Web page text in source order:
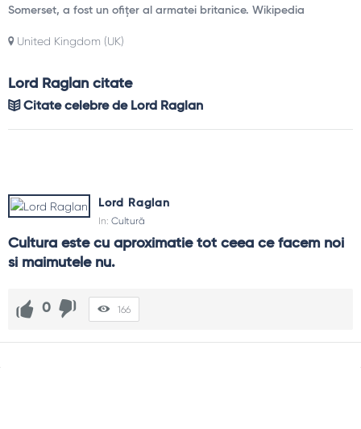
Somerset, a fost un ofițer al armatei britanice. Wikipedia
United Kingdom (UK)
Lord Raglan citate
Citate celebre de Lord Raglan
Lord Raglan
In: Cultură
Cultura este cu aproximatie tot ceea ce facem noi
si maimutele nu.
0 166